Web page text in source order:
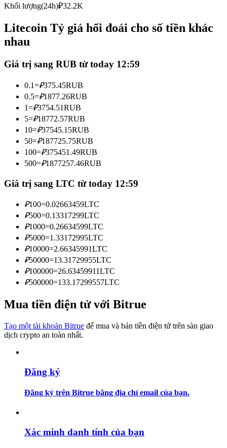
Trở thành Nhà giao dịch Sao chép
Tận hưởng chia sẻ lợi nhuận và hoa hồng giao dịch sao chép
Thông tin
Phân tích dữ liệu lớn bao gồm thông tin giao dịch, v.v.
Hướng dẫn
Khối lượng(24h)₽32.2K
Litecoin Tỷ giá hối đoái cho số tiền khác
nhau
Giá trị sang RUB từ today 12:59
0.1=₽375.45RUB
0.5=₽1877.26RUB
1=₽3754.51RUB
5=₽18772.57RUB
10=₽37545.15RUB
50=₽187725.75RUB
100=₽375451.49RUB
500=₽1877257.46RUB
Giá trị sang LTC từ today 12:59
₽100=0.02663459LTC
₽500=0.13317299LTC
₽1000=0.26634599LTC
₽5000=1.33172995LTC
₽10000=2.66345991LTC
₽50000=13.31729955LTC
₽100000=26.63459911LTC
₽500000=133.17299557LTC
Mua tiền điện tử với Bitrue
Tạo một tài khoản Bitrue để mua và bán tiền điện tử trên sàn giao
dịch crypto an toàn nhất.
Đăng ký
Đăng ký trên Bitrue bằng địa chỉ email của bạn.
Xác minh danh tính của bạn